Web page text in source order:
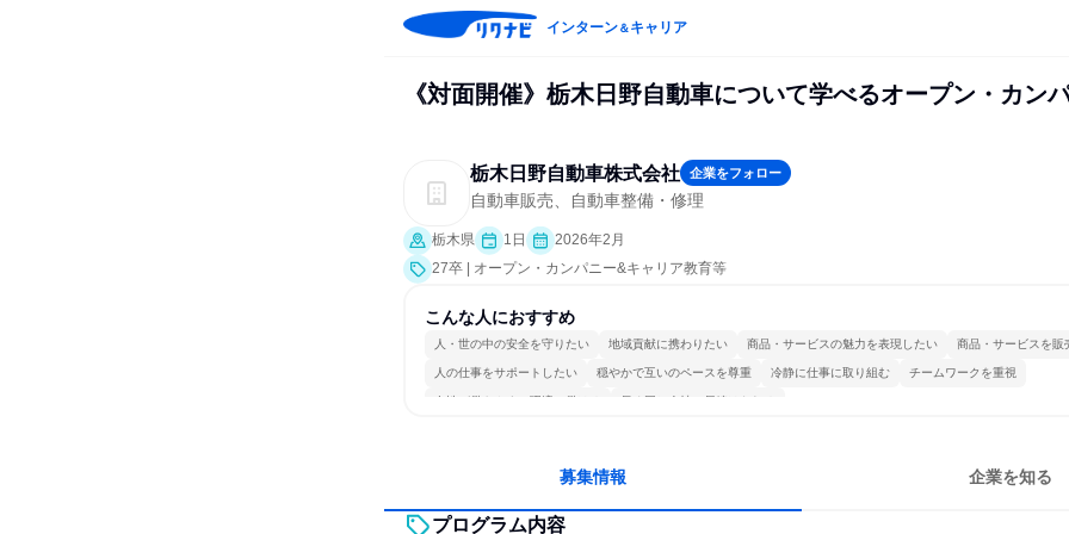
インターン＆キャリア
《対面開催》栃木日野自動車について学べるオープン・カン
栃木日野自動車株式会社 企業をフォロー
自動車販売、自動車整備・修理
栃木県 1日
2026年2月
27卒 | オープン・カンパニー&キャリア教育等
こんな人におすすめ
人・世の中の安全を守りたい 地域貢献に携わりたい 商品・サービスの魅力を表現したい 商品・サービスを販
人の仕事をサポートしたい 穏やかで互いのペースを尊重 冷静に仕事に取り組む チームワークを重視
女性が働きやすい環境で働ける 長く同じ会社に居続けられる
募集情報 企業を知る
プログラム内容